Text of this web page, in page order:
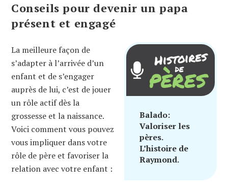
Conseils pour devenir un papa
présent et engagé
Balado:
Valoriser les
pères.
L’histoire de
Raymond.
La meilleure façon de
s’adapter à l’arrivée d’un
enfant et de s’engager
auprès de lui, c’est de jouer
un rôle actif dès la
grossesse et la naissance.
Voici comment vous pouvez
vous impliquer dans votre
rôle de père et favoriser la
relation avec votre enfant :